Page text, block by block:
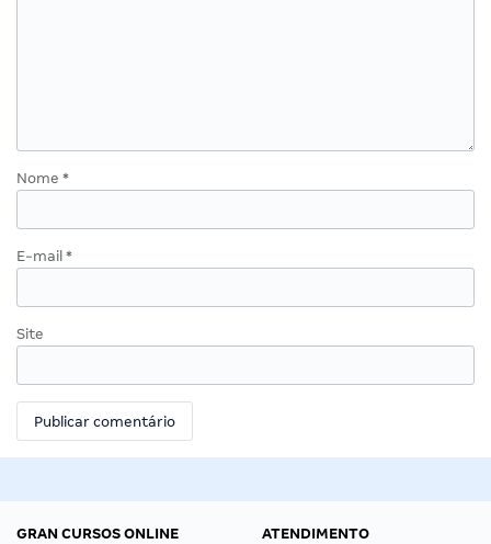
Nome *
E-mail *
Site
GRAN CURSOS ONLINE
ATENDIMENTO